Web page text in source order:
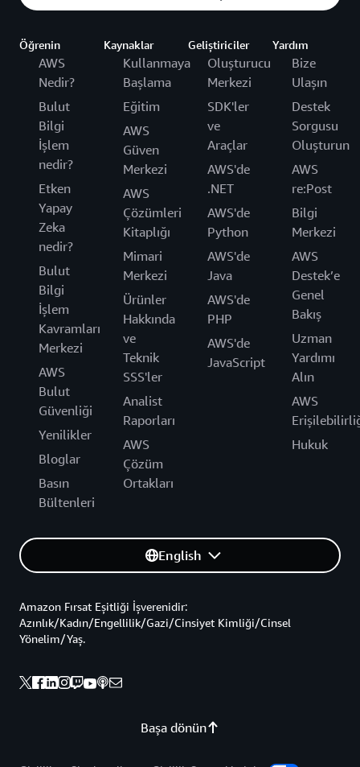
Öğrenin
AWS
Nedir?
Bulut
Bilgi
İşlem
nedir?
Etken
Yapay
Zeka
nedir?
Bulut
Bilgi
İşlem
Kavramları
Merkezi
AWS
Bulut
Güvenliği
Yenilikler
Bloglar
Basın
Bültenleri
Kaynaklar
Kullanmaya
Başlama
Eğitim
AWS
Güven
Merkezi
AWS
Çözümleri
Kitaplığı
Mimari
Merkezi
Ürünler
Hakkında
ve
Teknik
SSS'ler
Analist
Raporları
AWS
Çözüm
Ortakları
Geliştiriciler
Oluşturucu
Merkezi
SDK'ler
ve
Araçlar
AWS'de
.NET
AWS'de
Python
AWS'de
Java
AWS'de
PHP
AWS'de
JavaScript
Yardım
Bize
Ulaşın
Destek
Sorgusu
Oluşturun
AWS
re:Post
Bilgi
Merkezi
AWS
Destek’e
Genel
Bakış
Uzman
Yardımı
Alın
AWS
Hukuk
English
Başa dönün
Amazon Fırsat Eşitliği İşverenidir:
Azınlık/Kadın/Engellilik/Gazi/Cinsiyet Kimliği/Cinsel
Yönelim/Yaş.